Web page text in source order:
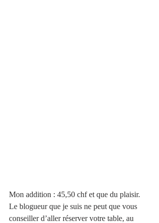
Mon addition : 45,50 chf et que du plaisir.
Le blogueur que je suis ne peut que vous
conseiller d’aller réserver votre table, au